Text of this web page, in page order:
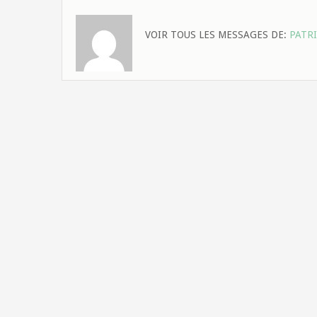
VOIR TOUS LES MESSAGES DE: